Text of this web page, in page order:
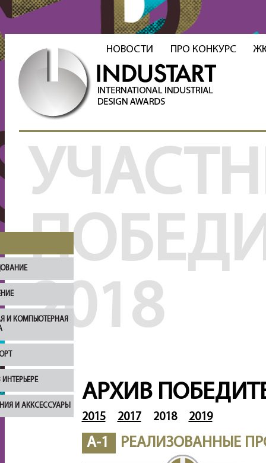
НОВОСТИ ПРО КОНКУРС
2018
АРХИВ
2015 2017 2018 2019
A-1 РЕАЛИЗОВАННЫЕ
И КОМПЬЮТЕРНАЯ
И АККСЕССУАРЫ